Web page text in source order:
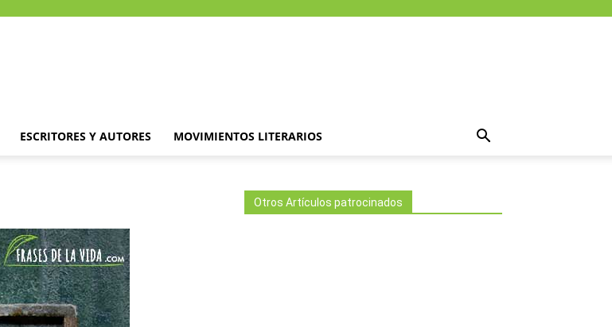
ESCRITORES Y AUTORES MOVIMIENTOS LITERARIOS
Otros Artículos patrocinados